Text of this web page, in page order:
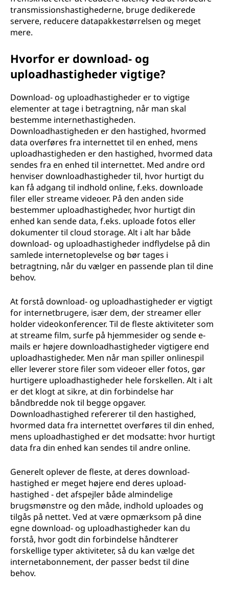
transmissionshastighederne, bruge dedikerede
servere, reducere datapakkestørrelsen og meget
mere.
Hvorfor er download- og
uploadhastigheder vigtige?
Download- og uploadhastigheder er to vigtige
elementer at tage i betragtning, når man skal
bestemme internethastigheden.
Downloadhastigheden er den hastighed, hvormed
data overføres fra internettet til en enhed, mens
uploadhastigheden er den hastighed, hvormed data
sendes fra en enhed til internettet. Med andre ord
henviser downloadhastigheder til, hvor hurtigt du
kan få adgang til indhold online, f.eks. downloade
filer eller streame videoer. På den anden side
bestemmer uploadhastigheder, hvor hurtigt din
enhed kan sende data, f.eks. uploade fotos eller
dokumenter til cloud storage. Alt i alt har både
download- og uploadhastigheder indflydelse på din
samlede internetoplevelse og bør tages i
betragtning, når du vælger en passende plan til dine
behov.
At forstå download- og uploadhastigheder er vigtigt
for internetbrugere, især dem, der streamer eller
holder videokonferencer. Til de fleste aktiviteter som
at streame film, surfe på hjemmesider og sende e-
mails er højere downloadhastigheder vigtigere end
uploadhastigheder. Men når man spiller onlinespil
eller leverer store filer som videoer eller fotos, gør
hurtigere uploadhastigheder hele forskellen. Alt i alt
er det klogt at sikre, at din forbindelse har
båndbredde nok til begge opgaver.
Downloadhastighed refererer til den hastighed,
hvormed data fra internettet overføres til din enhed,
mens uploadhastighed er det modsatte: hvor hurtigt
data fra din enhed kan sendes til andre online.
Generelt oplever de fleste, at deres download-
hastighed er meget højere end deres upload-
hastighed - det afspejler både almindelige
brugsmønstre og den måde, indhold uploades og
tilgås på nettet. Ved at være opmærksom på dine
egne download- og uploadhastigheder kan du
forstå, hvor godt din forbindelse håndterer
forskellige typer aktiviteter, så du kan vælge det
internetabonnement, der passer bedst til dine
behov.